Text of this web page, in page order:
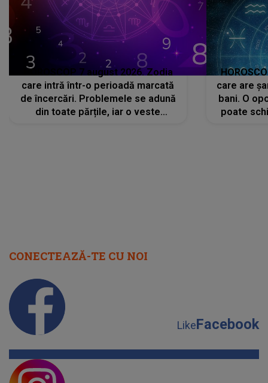
HOROSCOP 7 august 2026. Zodia
care intră într-o perioadă marcată
de încercări. Problemele se adună
din toate părțile, iar o veste
care are
bani. O
poate
CONECTEAZĂ-TE CU NOI
LikeFacebook